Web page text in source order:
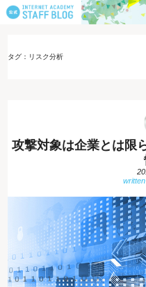
タグ：リスク分析
攻撃対象は企業とは限